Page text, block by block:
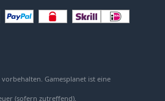
vorbehalten. Gamesplanet ist eine
(sofern zutreffend).